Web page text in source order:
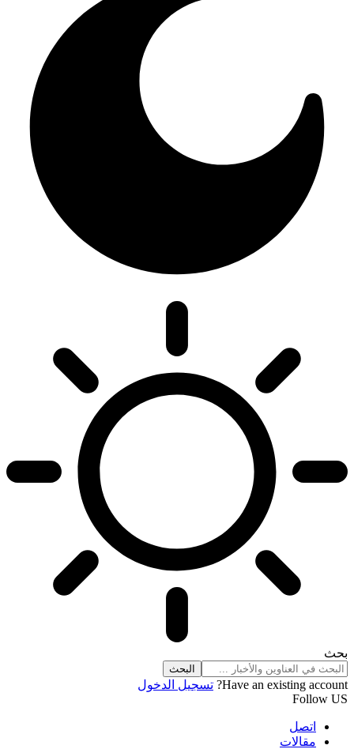
بحث
Have an existing account?
تسجيل الدخول
Follow US
اتصل
مقالات